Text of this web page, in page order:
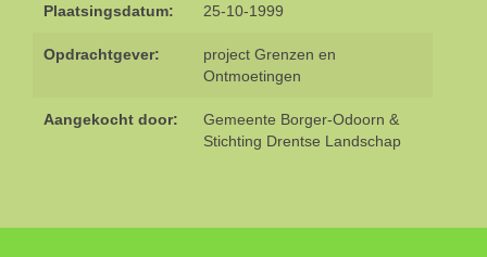
Plaatsingsdatum: 25-10-1999
Opdrachtgever:
project Grenzen en
Ontmoetingen
Aangekocht door:
Gemeente Borger-Odoorn &
Stichting Drentse Landschap